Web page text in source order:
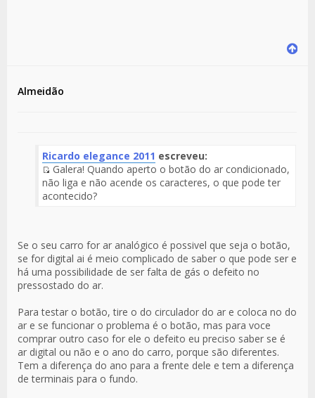
Almeidão
Ricardo elegance 2011 escreveu:
Fuente
del
Galera! Quando aperto o botão do ar condicionado,
não liga e não acende os caracteres, o que pode ter
acontecido?
Se o seu carro for ar analógico é possivel que seja o botão,
se for digital ai é meio complicado de saber o que pode ser e
há uma possibilidade de ser falta de gás o defeito no
pressostado do ar.
Para testar o botão, tire o do circulador do ar e coloca no do
ar e se funcionar o problema é o botão, mas para voce
comprar outro caso for ele o defeito eu preciso saber se é
ar digital ou não e o ano do carro, porque são diferentes.
Tem a diferença do ano para a frente dele e tem a diferença
de terminais para o fundo.